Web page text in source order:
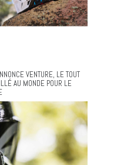
VENTURE, LE TOUT
AU MONDE POUR LE